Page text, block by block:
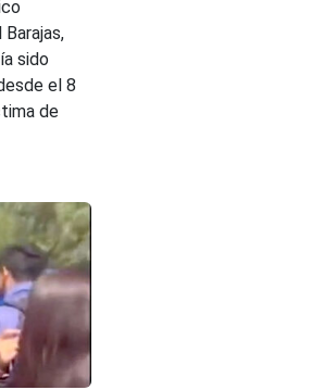
sido
el 8
de